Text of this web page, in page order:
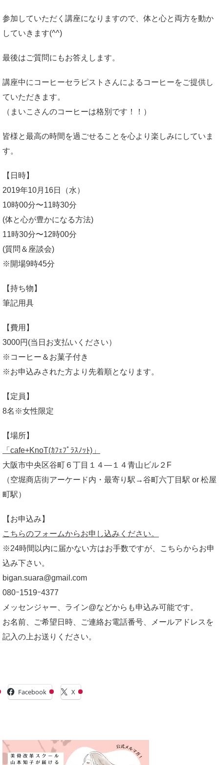
参加していただく講座になりますので、体と心と両方を動か
していきます(^^)
最後はご質問にもお答えします。
講座中にコーヒーセラピストさんによるコーヒーをご提供し
ていただきます。
（まいこさんのコーヒーは格別です！！）
皆様と最高の時間を過ごせることを心より楽しみにしていま
す。
【日時】
2019年10月16日（水）
10時00分〜11時30分
(体と心が豊かになる方法)
11時30分〜12時00分
(質問＆座談会)
※開場9時45分
【持ち物】
筆記用具
【費用】
3000円(当日お支払いください）
※コーヒー＆お菓子付き
※お申込みされた方より先着順となります。
【定員】
8名※女性限定
【場所】
「cafe+KnoT(ｶﾌｪﾌﾟﾗｽﾉｯﾄ)」
大阪市中央区谷町６丁目１４―１４青山ビル２F
（空堀商店街アーケード内・最寄り駅→谷町六丁目駅 or 松屋
町駅）
【お申込み】
こちらのフォームからお申し込みください。
※24時間以内に届かない方はお手数ですが、こちらからお申
込み下さい。
bigan.suara@gmail.com
080ｰ1519ｰ4377
メッセンジャー、ライン@などからも申込み可能です。
お名前、ご希望日時、ご連絡お電話番号、メールアドレスを
記入の上お送りください。
Facebook X